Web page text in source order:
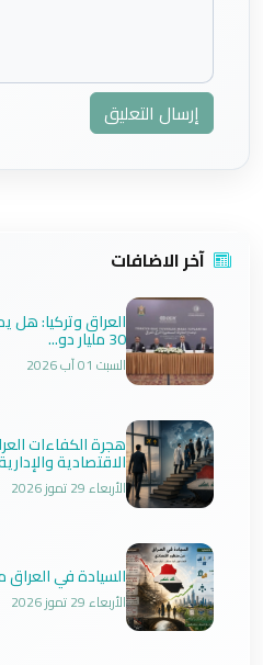
إرسال التعليق
آخر الاضافات
العراق وتركيا: هل
30 مليار دو...
السبت 01 آب 2026
هجرة الكفاءات
الاقتصادية
الأربعاء 29 تموز 2026
السيادة في
الأربعاء 29 تموز 2026